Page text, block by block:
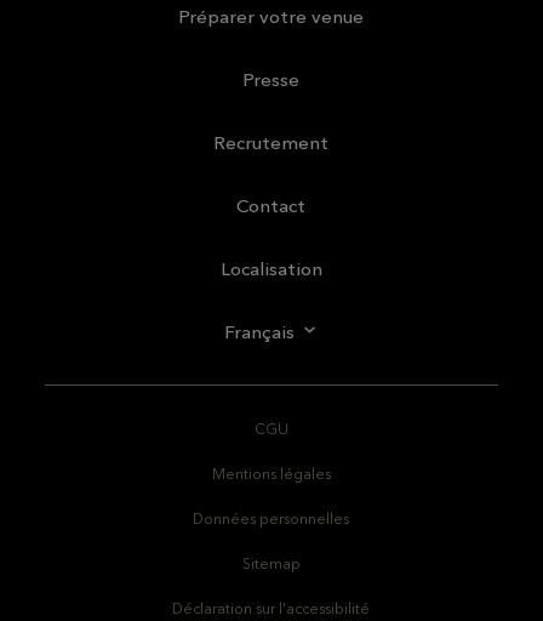
Préparer votre venue
Presse
Recrutement
Contact
Localisation
Français
CGU
Mentions légales
Données personnelles
Sitemap
Déclaration sur l'accessibilité